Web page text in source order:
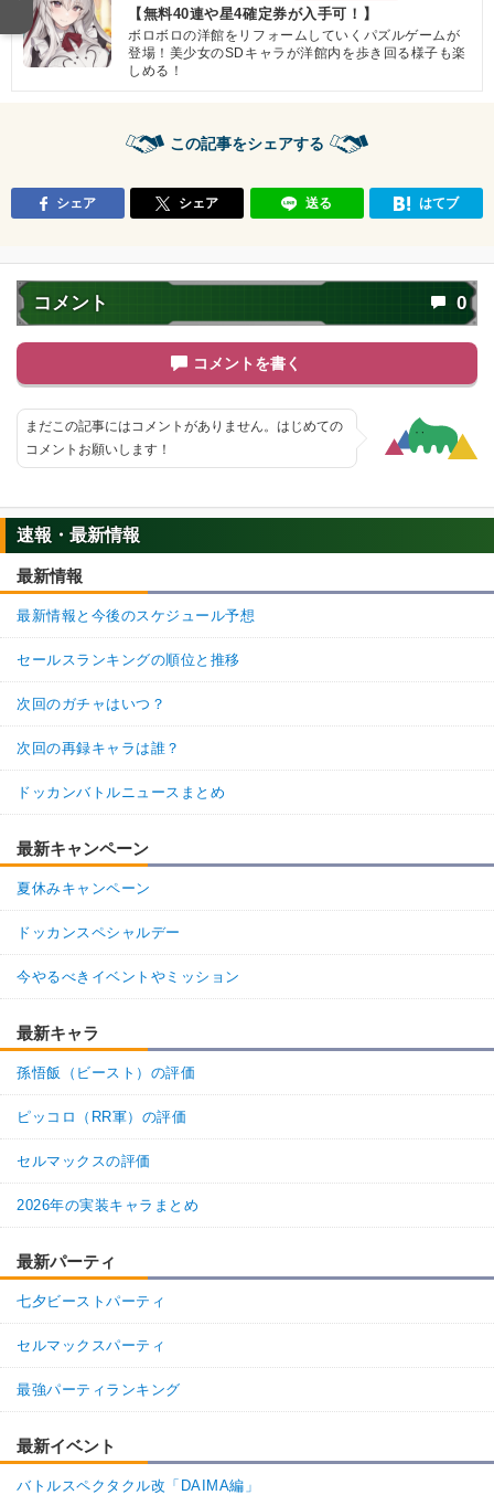
【無料40連や星4確定券が入手可！】
ボロボロの洋館をリフォームしていくパズルゲームが
登場！美少女のSDキャラが洋館内を歩き回る様子も楽
しめる！
この記事をシェアする
シェア シェア 送る はてブ
コメント 0
コメントを書く
まだこの記事にはコメントがありません。はじめての
コメントお願いします！
速報・最新情報
最新情報
最新情報と今後のスケジュール予想
セールスランキングの順位と推移
次回のガチャはいつ？
次回の再録キャラは誰？
ドッカンバトルニュースまとめ
最新キャンペーン
夏休みキャンペーン
ドッカンスペシャルデー
今やるべきイベントやミッション
最新キャラ
孫悟飯（ビースト）の評価
ピッコロ（RR軍）の評価
セルマックスの評価
2026年の実装キャラまとめ
最新パーティ
七夕ビーストパーティ
セルマックスパーティ
最強パーティランキング
最新イベント
バトルスペクタクル改「DAIMA編」